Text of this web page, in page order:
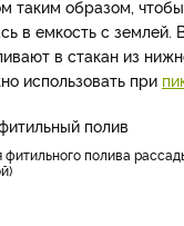
таким образом,
в емкость с землей.
в стакан из
использовать при
фитильного полива